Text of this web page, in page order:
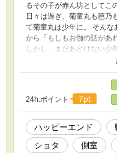
るその子が赤ん坊としてこ
日々は過ぎ、菊童丸も芭乃
て菊童丸は少年に。 そん
から「もしもお伽の話があ
しかし、まだあどけない少
来るなど、芭乃は夢にも
ーリーを更新しました！（
24h.ポイント 7pt
ハッピーエンド
ショタ
側室